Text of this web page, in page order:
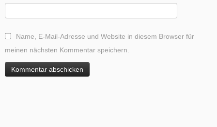
Name, E-Mail-Adresse und Website in diesem Browser für
meinen nächsten Kommentar speichern.